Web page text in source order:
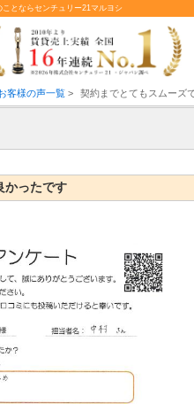
とならセンチュリー21マルヨシ
客様の声一覧> 契約までとてもスムーズ
かったです